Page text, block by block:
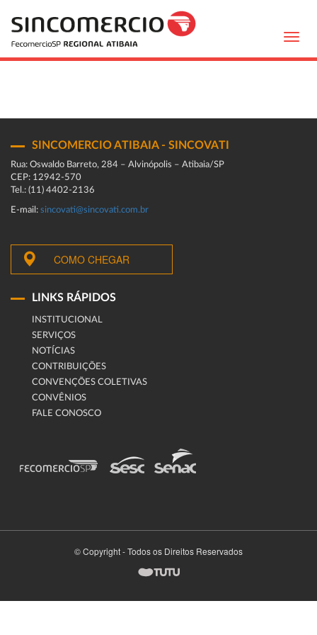
SINCOMERCIO ATIBAIA - SINCOVATI
Rua: Oswaldo Barreto, 284 – Alvinópolis – Atibaia/SP
CEP: 12942-570
Tel.: (11) 4402-2136
E-mail: sincovati@sincovati.com.br
COMO CHEGAR
LINKS RÁPIDOS
INSTITUCIONAL
SERVIÇOS
NOTÍCIAS
CONTRIBUIÇÕES
CONVENÇÕES COLETIVAS
CONVÊNIOS
FALE CONOSCO
© Copyright - Todos os Direitos Reservados